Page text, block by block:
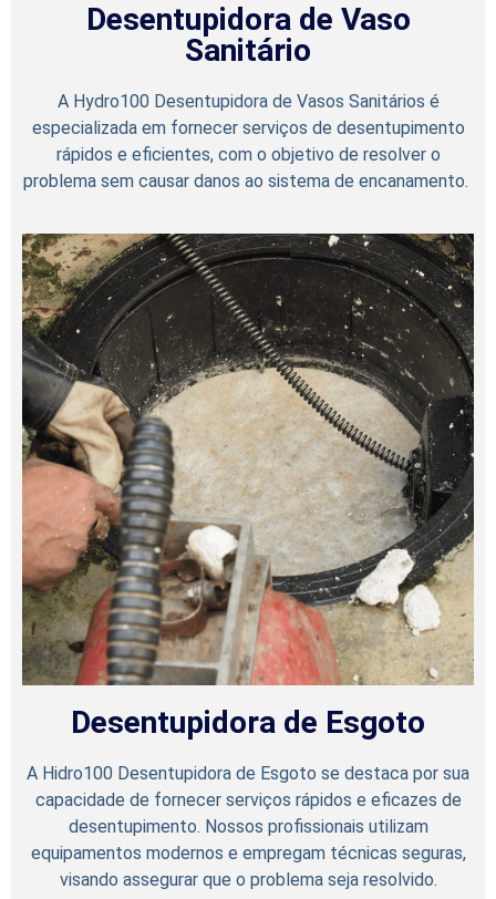
Desentupidora de Vaso
Sanitário
A Hydro100 Desentupidora de Vasos Sanitários é
especializada em fornecer serviços de desentupimento
rápidos e eficientes, com o objetivo de resolver o
problema sem causar danos ao sistema de encanamento.
Desentupidora de Esgoto
A Hidro100 Desentupidora de Esgoto se destaca por sua
capacidade de fornecer serviços rápidos e eficazes de
desentupimento. Nossos profissionais utilizam
equipamentos modernos e empregam técnicas seguras,
visando assegurar que o problema seja resolvido.